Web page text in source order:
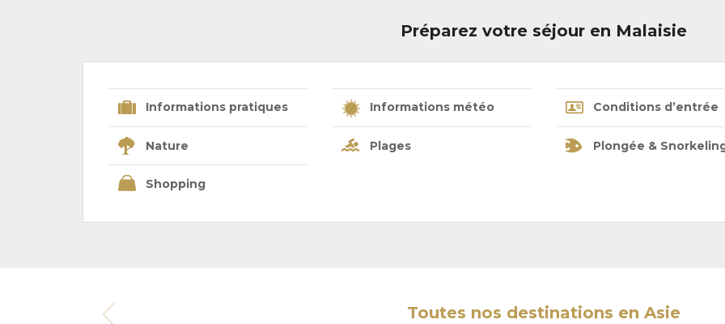
Préparez votre séjour en Malaisie
Informations pratiques Informations météo Conditions d’entrée
Nature Plages Plongée &
Shopping
Toutes nos destinations en Asie